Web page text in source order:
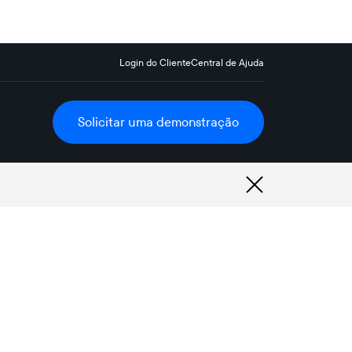
Login do ClienteCentral de Ajuda
Solicitar uma demonstração